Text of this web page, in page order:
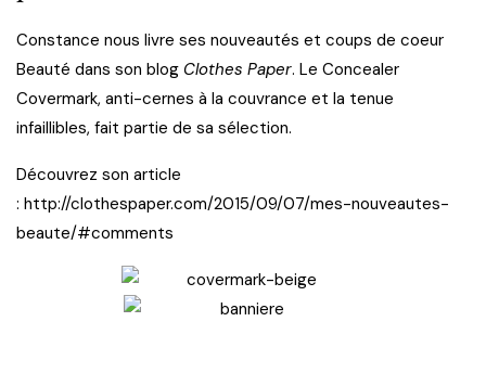
Constance nous livre ses nouveautés et coups de coeur
Beauté dans son blog Clothes Paper. Le Concealer
Covermark, anti-cernes à la couvrance et la tenue
infaillibles, fait partie de sa sélection.
Découvrez son article
: http://clothespaper.com/2015/09/07/mes-nouveautes-
beaute/#comments